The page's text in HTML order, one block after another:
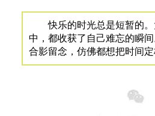
快乐的时光总是短暂的
中，都收获了自己难忘的瞬
合影留念，仿佛都想把时间定